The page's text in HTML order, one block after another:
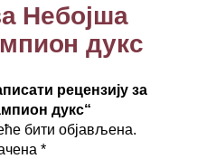
Небојша
дукс
рецензију за
дукс“
бити објављена.
*